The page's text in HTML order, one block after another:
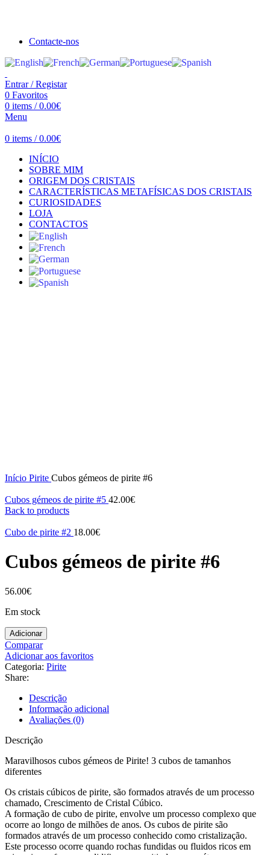
Contacte-nos
Entrar / Registar
0 Favoritos
0 items / 0.00€
Menu
0 items / 0.00€
INÍCIO
SOBRE MIM
ORIGEM DOS CRISTAIS
CARACTERÍSTICAS METAFÍSICAS DOS CRISTAIS
CURIOSIDADES
LOJA
CONTACTOS
Início Pirite Cubos gémeos de pirite #6
Cubos gémeos de pirite #5 42.00€
Back to products
Cubo de pirite #2 18.00€
Cubos gémeos de pirite #6
56.00€
Em stock
Adicionar
Comparar
Adicionar aos favoritos
Categoria: Pirite
Share:
Descrição
Informação adicional
Avaliações (0)
Descrição
Maravilhosos cubos gémeos de Pirite! 3 cubos de tamanhos
diferentes
Os cristais cúbicos de pirite, são formados através de um processo
chamado, Crescimento de Cristal Cúbico.
A formação de cubo de pirite, envolve um processo complexo que
ocorre ao longo de milhões de anos. Os cubos de pirite são
formados através de um processo conhecido como cristalização.
Este processo ocorre quando rochas fundidas ou fluidos ricos em